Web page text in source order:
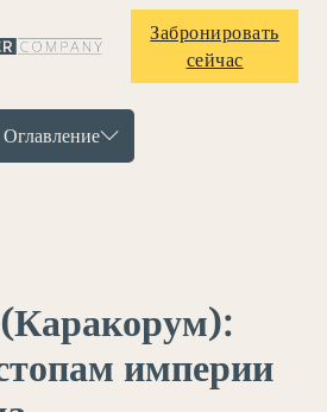
Забронировать
сейчас
Оглавление
империи